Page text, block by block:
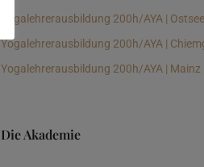
Yogalehrerausbildung 200h/AYA | Ostsee
Yogalehrerausbildung 200h/AYA |
Yogalehrerausbildung 200h/AYA | Mainz
Die Akademie